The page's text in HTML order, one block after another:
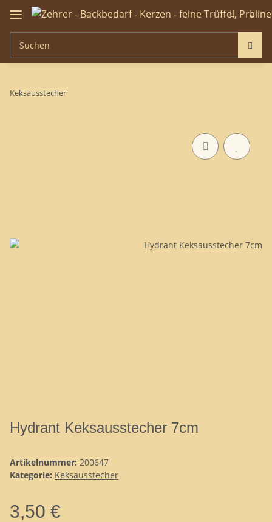
Keksausstecher
Hydrant Keksausstecher 7cm
Artikelnummer: 200647
Kategorie: Keksausstecher
3,50 €